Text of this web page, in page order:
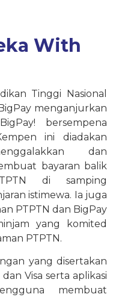
With
Tinggi Nasional
menganjurkan
bersempena
ini diadakan
dan
bayaran balik
di samping
istimewa. Ia juga
PTPTN dan BigPay
yang komited
PTPTN.
yang disertakan
Visa serta aplikasi
membuat